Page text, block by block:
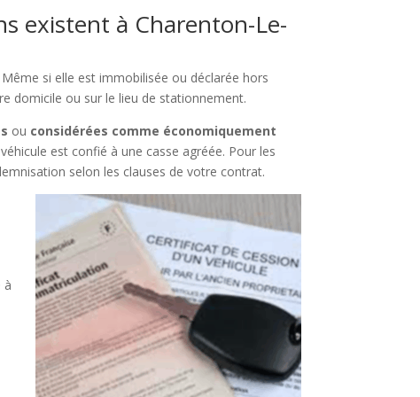
existent à Charenton-Le-
si elle est immobilisée ou déclarée hors
domicile ou sur le lieu de stationnement.
ou considérées comme économiquement
est confié à une casse agréée. Pour les
selon les clauses de votre contrat.
à